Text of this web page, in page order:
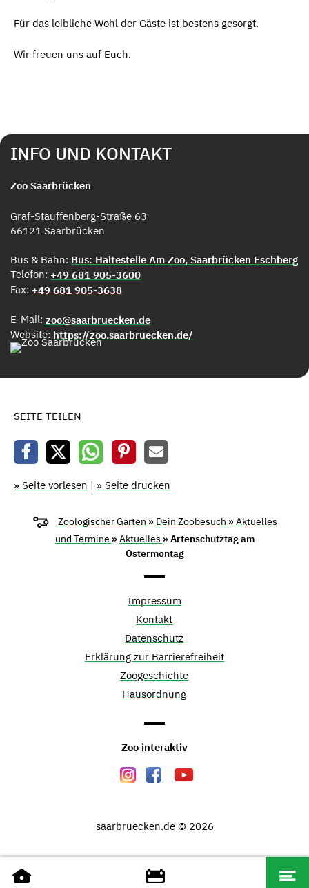
Für das leibliche Wohl der Gäste ist bestens gesorgt.
Wir freuen uns auf Euch.
INFO UND KONTAKT
Zoo Saarbrücken
Graf-Stauffenberg-Straße 63
66121 Saarbrücken
Bus & Bahn: Bus: Haltestelle Am Zoo, Saarbrücken Eschberg
Telefon: +49 681 905-3600
Fax: +49 681 905-3638
E-Mail: zoo@saarbruecken.de
Website: https://zoo.saarbruecken.de/
SEITE TEILEN
» Seite vorlesen | » Seite drucken
Zoologischer Garten » Dein Zoobesuch »Aktuelles
und Termine »Aktuelles » Artenschutztag am
Ostermontag
Impressum
Kontakt
Datenschutz
Erklärung zur Barrierefreiheit
Zoogeschichte
Hausordnung
Zoo interaktiv
saarbruecken.de © 2026